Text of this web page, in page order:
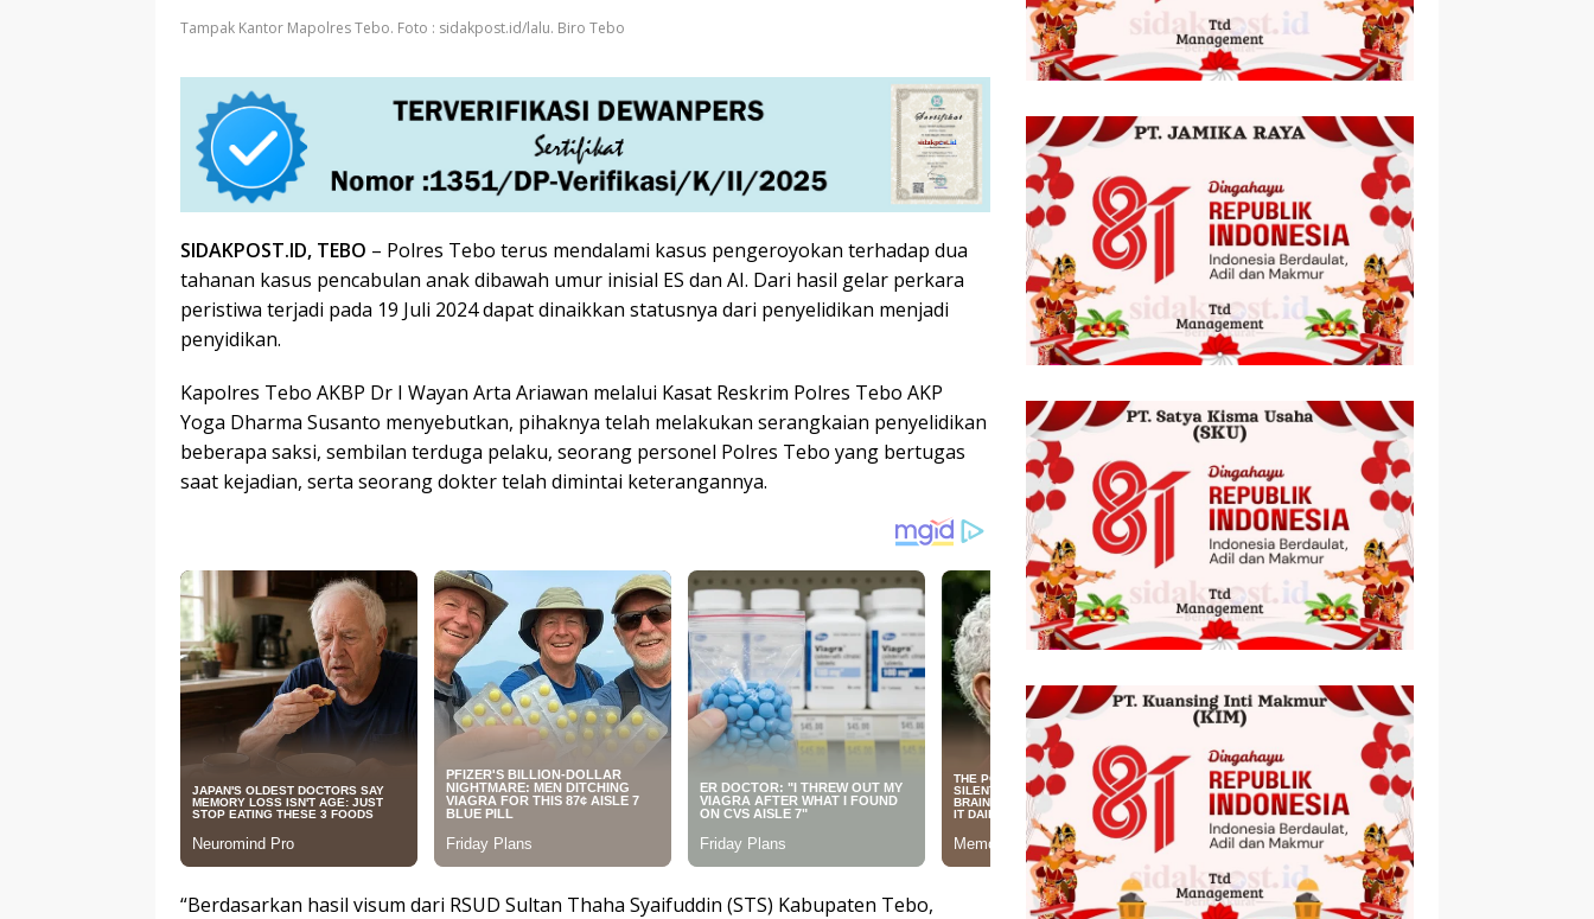
Tampak Kantor Mapolres Tebo. Foto : sidakpost.id/lalu. Biro Tebo
SIDAKPOST.ID, TEBO – Polres Tebo terus mendalami kasus pengeroyokan terhadap dua
tahanan kasus pencabulan anak dibawah umur inisial ES dan AI. Dari hasil gelar perkara
peristiwa terjadi pada 19 Juli 2024 dapat dinaikkan statusnya dari penyelidikan menjadi
penyidikan.
Kapolres Tebo AKBP Dr I Wayan Arta Ariawan melalui Kasat Reskrim Polres Tebo AKP
Yoga Dharma Susanto menyebutkan, pihaknya telah melakukan serangkaian penyelidikan
beberapa saksi, sembilan terduga pelaku, seorang personel Polres Tebo yang bertugas
saat kejadian, serta seorang dokter telah dimintai keterangannya.
“Berdasarkan hasil visum dari RSUD Sultan Thaha Syaifuddin (STS) Kabupaten Tebo,